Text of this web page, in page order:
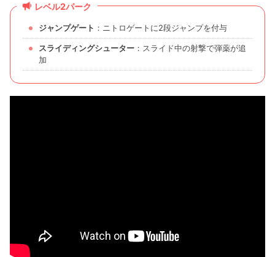
レベル2パーク
ジャンプゲート ：ニトロゲートに2段ジャンプを付与
スライディングシューター ：スライド中の射撃で弾薬が追
加